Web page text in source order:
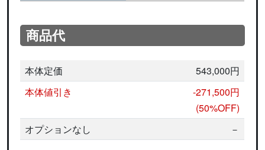
商品代
本体定価
543,000円
本体値引き
-271,500円
(50%OFF)
オプションなし
－